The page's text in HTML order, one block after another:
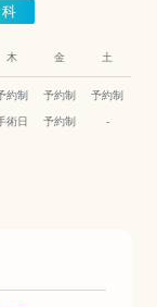
木 金 土
約制 予約制 予約制
術日 予約制 -